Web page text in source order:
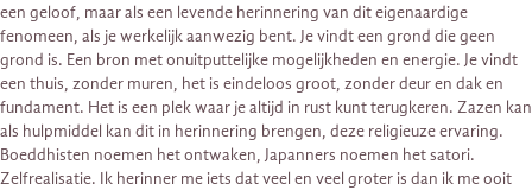
een geloof, maar als een levende herinnering van dit eigenaardige
fenomeen, als je werkelijk aanwezig bent. Je vindt een grond die geen
grond is. Een bron met onuitputtelijke mogelijkheden en energie. Je vindt
een thuis, zonder muren, het is eindeloos groot, zonder deur en dak en
fundament. Het is een plek waar je altijd in rust kunt terugkeren. Zazen kan
als hulpmiddel kan dit in herinnering brengen, deze religieuze ervaring.
Boeddhisten noemen het ontwaken, Japanners noemen het satori.
Zelfrealisatie. Ik herinner me iets dat veel en veel groter is dan ik me ooit